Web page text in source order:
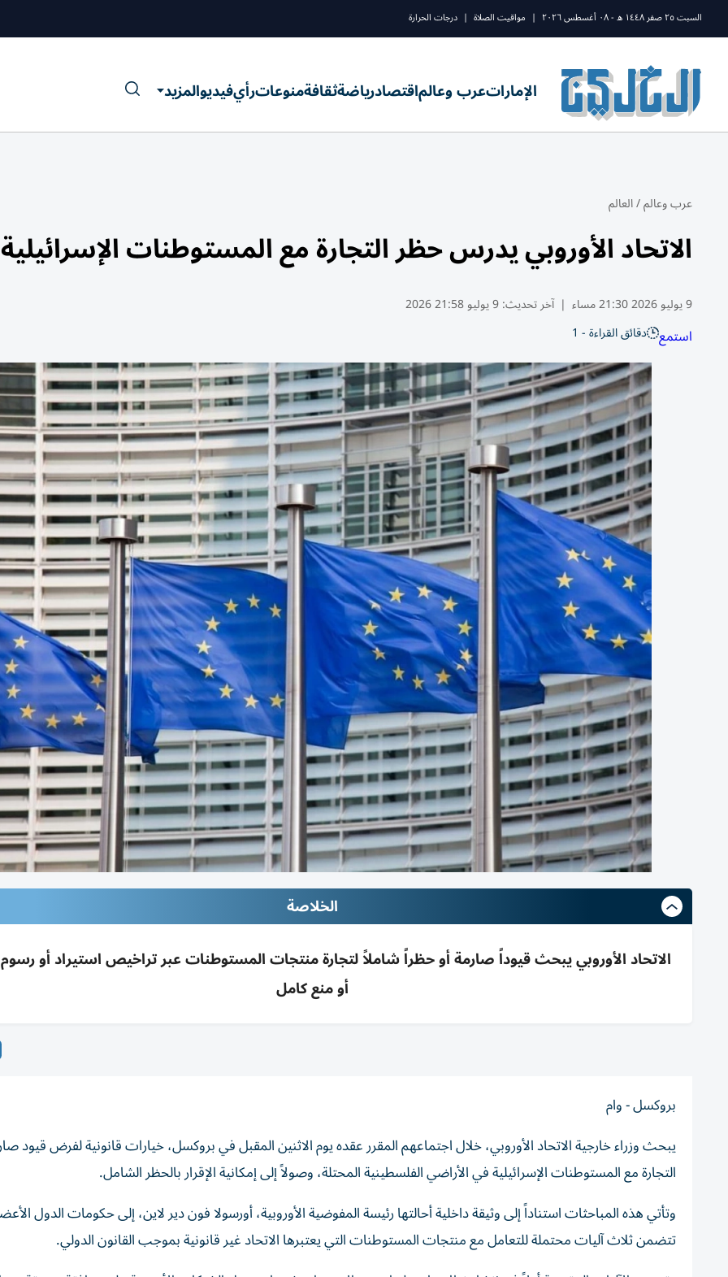
السبت ٢٥ صفر ١٤٤٨ ه - ٠٨ أغسطس ٢٠٢٦ | مواقيت الصلاة | درجات الحرارة
الإماراتعرب وعالماقتصادرياضةثقافةمنوعاترأيفيديوالمزيد
عرب وعالم/العالم
الاتحاد الأوروبي يدرس حظر التجارة مع المستوطنات الإسرائيلية
9 يوليو 2026 21:30 مساء | آخر تحديث:9 يوليو 21:58 2026
استمع دقائق القراءة - 1
الخلاصة
الاتحاد الأوروبي يبحث قيوداً صارمة أو حظراً شاملاً لتجارة منتجات المستوطنات عبر تراخيص استيراد أو
أو منع كامل
بروكسل - وام
يبحث وزراء خارجية الاتحاد الأوروبي، خلال اجتماعهم المقرر عقده يوم الاثنين المقبل في بروكسل، خيارات قانونية لفرض قيود
التجارة مع المستوطنات الإسرائيلية في الأراضي الفلسطينية المحتلة، وصولاً إلى إمكانية الإقرار بالحظر الشامل.
وتأتي هذه المباحثات استناداً إلى وثيقة داخلية أحالتها رئيسة المفوضية الأوروبية، أورسولا فون دير لاين، إلى حكومات الدول
تتضمن ثلاث آليات محتملة للتعامل مع منتجات المستوطنات التي يعتبرها الاتحاد غير قانونية بموجب القانون الدولي.